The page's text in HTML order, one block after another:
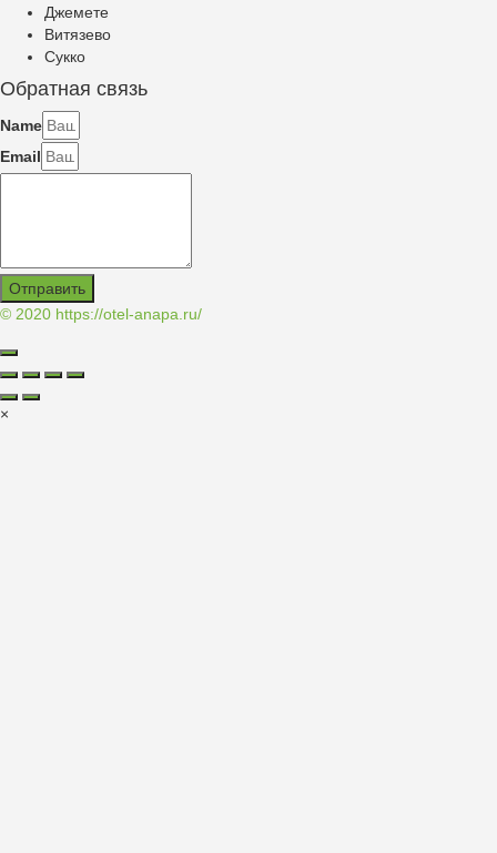
Джемете
Витязево
Сукко
Обратная связь
Name
Email
Отправить
© 2020 https://otel-anapa.ru/
×